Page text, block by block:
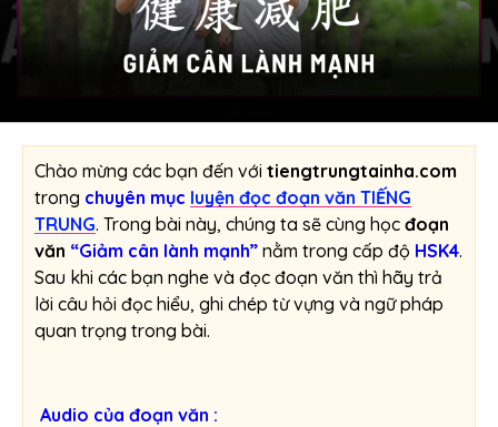
Chào mừng các bạn đến với tiengtrungtainha.com
trong chuyên mục luyện đọc đoạn văn TIẾNG
TRUNG. Trong bài này, chúng ta sẽ cùng học đoạn
văn “Giảm cân lành mạnh” nằm trong cấp độ HSK4.
Sau khi các bạn nghe và đọc đoạn văn thì hãy trả
lời câu hỏi đọc hiểu, ghi chép từ vựng và ngữ pháp
quan trọng trong bài.
Audio của đoạn văn :